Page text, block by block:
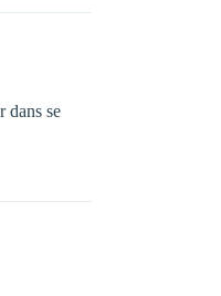
dans se